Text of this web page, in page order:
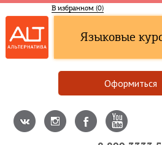
В избранном (0)
Языковые
Оформиться